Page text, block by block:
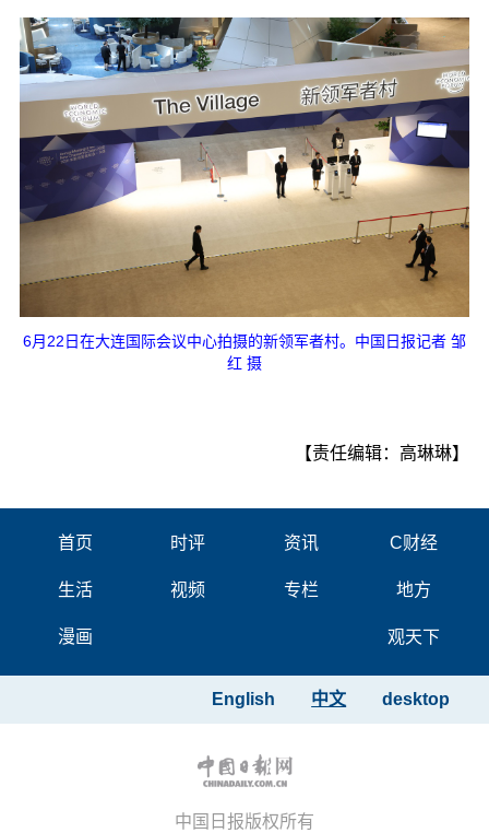
6月22日在大连国际会议中心拍摄的新领军者村。中国日报记者 邹
红 摄
【责任编辑：高琳琳】
首页 时评 资讯 C财经
生活 视频 专栏 地方
漫画 观天下
desktop
中文
English
中国日报版权所有